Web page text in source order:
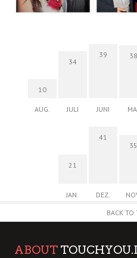
10
AUG.
34
JULI
39
JUNI
38
21
JAN.
41
DEZ.
35
BACK TO
ABOUT